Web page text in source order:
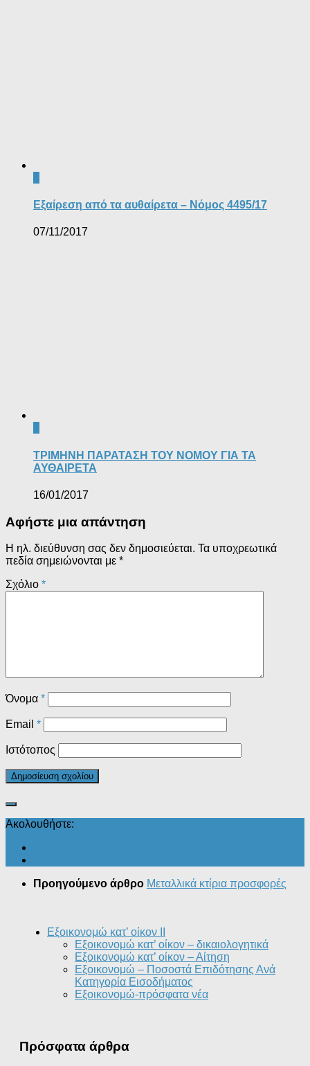
Εξαίρεση από τα αυθαίρετα – Νόμος 4495/17
07/11/2017
ΤΡΙΜΗΝΗ ΠΑΡΑΤΑΣΗ ΤΟΥ ΝΟΜΟΥ ΓΙΑ ΤΑ
ΑΥΘΑΙΡΕΤΑ
16/01/2017
Αφήστε μια απάντηση
Η ηλ. διεύθυνση σας δεν δημοσιεύεται. Τα υποχρεωτικά
πεδία σημειώνονται με *
Σχόλιο *
Όνομα *
Email *
Ιστότοπος
Ακολουθήστε:
Προηγούμενο άρθρο Μεταλλικά κτίρια προσφορές
Εξοικονομώ κατ’ οίκον II
Εξοικονομώ κατ’ οίκον – δικαιολογητικά
Εξοικονομώ κατ’ οίκον – Αίτηση
Εξοικονομώ – Ποσοστά Επιδότησης Ανά
Κατηγορία Εισοδήματος
Εξοικονομώ-πρόσφατα νέα
Πρόσφατα άρθρα